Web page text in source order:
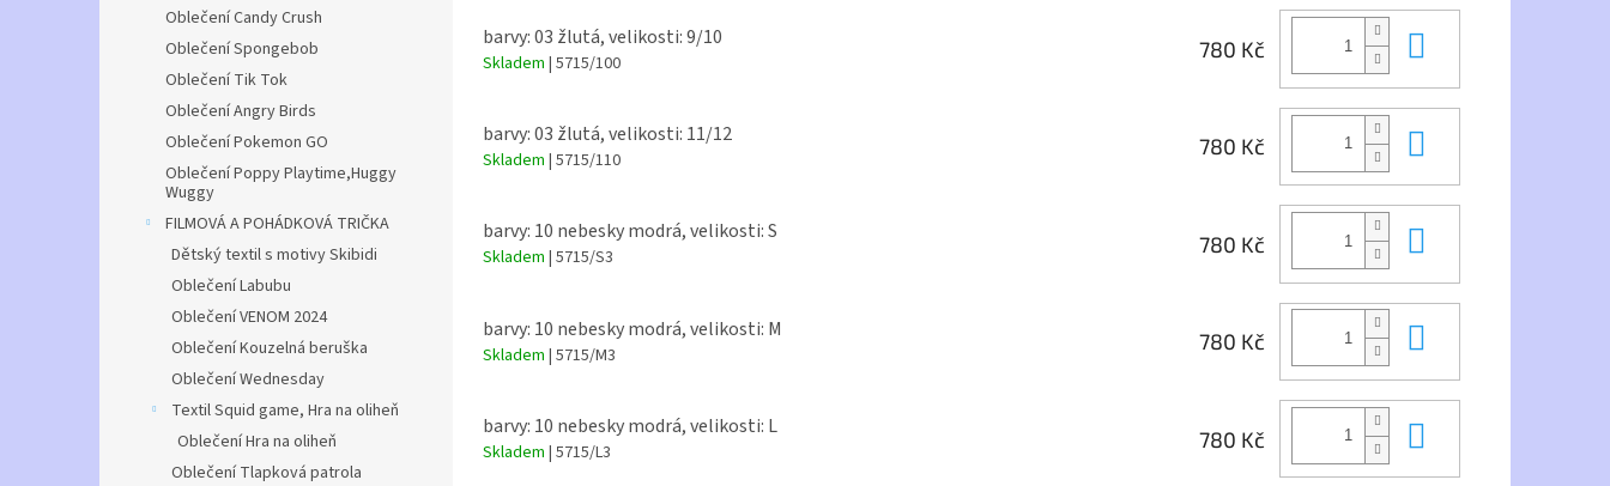
Oblečení Candy Crush
Oblečení Spongebob
Oblečení Tik Tok
Oblečení Angry Birds
Oblečení Pokemon GO
Oblečení Poppy Playtime,Huggy
Wuggy
FILMOVÁ A POHÁDKOVÁ TRIČKA
Dětský textil s motivy Skibidi
Oblečení Labubu
Oblečení VENOM 2024
Oblečení Kouzelná beruška
Oblečení Wednesday
Textil Squid game, Hra na oliheň
Oblečení Hra na oliheň
Oblečení Tlapková patrola
barvy: 03 žlutá, velikosti: 9/10
Skladem | 5715/100
780 Kč
barvy: 03 žlutá, velikosti: 11/12
Skladem | 5715/110
780 Kč
barvy: 10 nebesky modrá, velikosti: S
Skladem | 5715/S3
780 Kč
barvy: 10 nebesky modrá, velikosti: M
Skladem | 5715/M3
780 Kč
barvy: 10 nebesky modrá, velikosti: L
Skladem | 5715/L3
780 Kč